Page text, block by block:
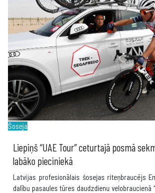
Šoseja
Liepiņš “UAE Tour” ceturtajā posmā
labāko pieciniekā
Latvijas profesionālais šosejas riteņbraucējs
dalību pasaules tūres daudzdienu velobraucienā